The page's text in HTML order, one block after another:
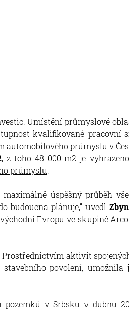
Umístění průmyslové
kvalifikované pracovní
průmyslu v
, z toho 48 000 m2 je
průmyslu.
úspěšný průběh
budoucna plánuje,” uvedl
Evropu ve skupině
aktivit
povolení, umožnila
pozemků v Srbsku v dubnu